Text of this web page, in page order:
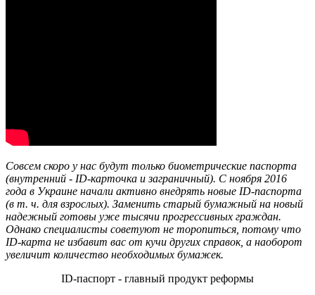
Совсем скоро у нас будут только биометрические паспорта
(внутренний - ID-карточка и заграничный). С ноября 2016
года в Украине начали активно внедрять новые ID-паспорта
(в т. ч. для взрослых). Заменить старый бумажный на новый
надежный готовы уже тысячи прогрессивных граждан.
Однако специалисты советуют не торопиться, потому что
ID-карта не избавит вас от кучи других справок, а наоборот
увеличит количество необходимых бумажек.
ID-паспорт - главный продукт реформы